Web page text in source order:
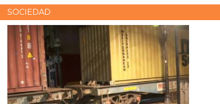
SOCIEDAD